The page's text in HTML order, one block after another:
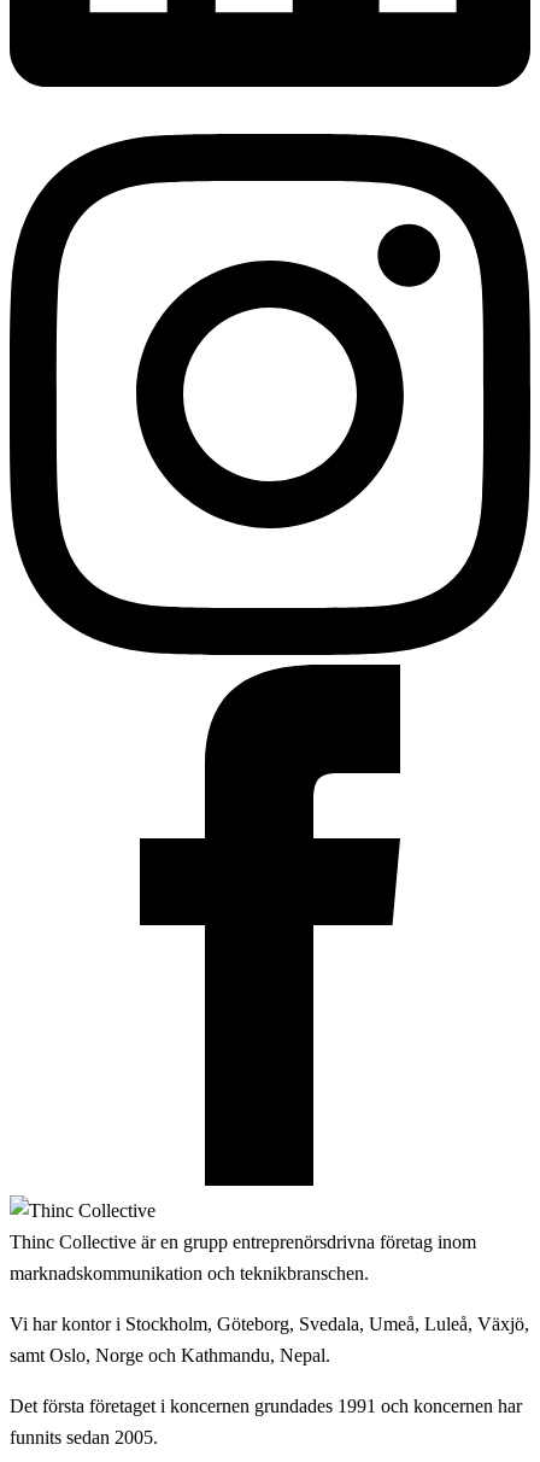
Thinc Collective är en grupp entreprenörsdrivna företag inom
marknadskommunikation och teknikbranschen.
Vi har kontor i Stockholm, Göteborg, Svedala, Umeå, Luleå, Växjö,
samt Oslo, Norge och Kathmandu, Nepal.
Det första företaget i koncernen grundades 1991 och koncernen har
funnits sedan 2005.